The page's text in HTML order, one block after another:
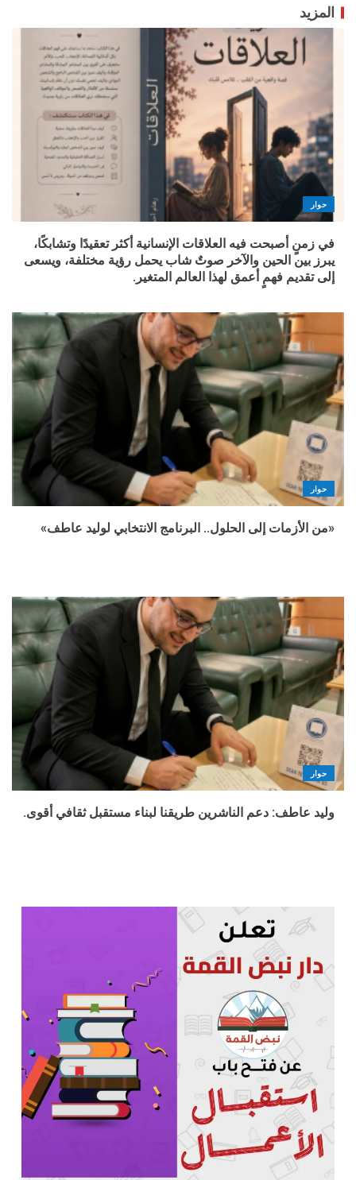
المزيد
حوار
في زمنٍ أصبحت فيه العلاقات الإنسانية أكثر تعقيدًا وتشابكًا،
يبرز بين الحين والآخر صوتٌ شاب يحمل رؤية مختلفة، ويسعى
إلى تقديم فهمٍ أعمق لهذا العالم المتغير.
حوار
«من الأزمات إلى الحلول.. البرنامج الانتخابي لوليد عاطف»
حوار
وليد عاطف: دعم الناشرين طريقنا لبناء مستقبل ثقافي أقوى.